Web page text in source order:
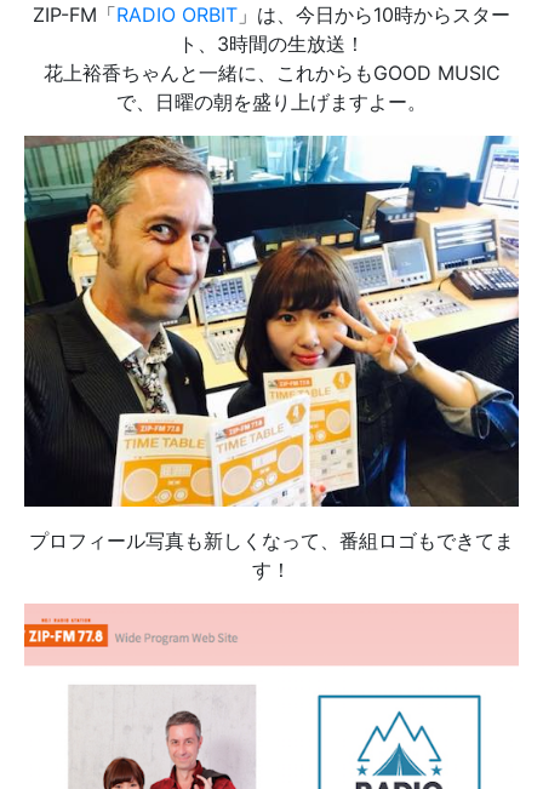
ZIP-FM「RADIO ORBIT 」は、今日から10時からスター
ト、3時間の生放送！
花上裕香ちゃんと一緒に、これからもGOOD MUSIC
で、日曜の朝を盛り上げますよー。
プロフィール写真も新しくなって、番組ロゴもできてま
す！